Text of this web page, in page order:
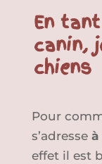
En
canin,
chiens
Pour
s’adresse à
effet il est